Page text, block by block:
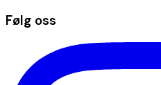
Følg oss